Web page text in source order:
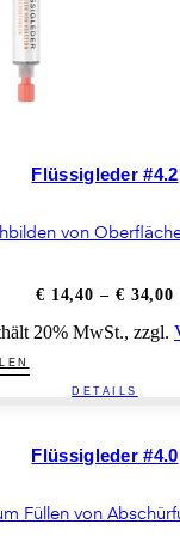
werden
Flüssigleder #4.2
von
€ 14,40 – € 34,00
20% MwSt., zzgl.
Produkt
Varianten
auf.
Optionen
DETAILS
Flüssigleder #4.0
Füllen von